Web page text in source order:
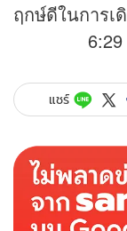
ฤกษ์ดีในการ
6:29 -
แชร์